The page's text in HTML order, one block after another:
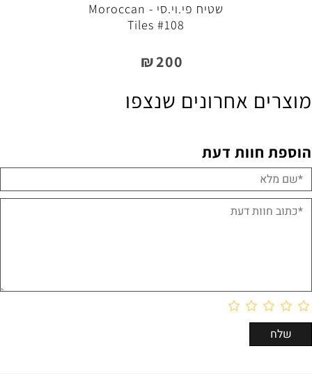
שטיח פי.וי.סי - Moroccan
Tiles #108
₪200
מוצרים אחרונים שנצפו
הוספת חוות דעת